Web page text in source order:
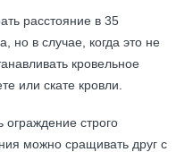
расстояние в 35
но в случае, когда это не
кровельное
или скате кровли.
ограждение строго
можно сращивать друг с